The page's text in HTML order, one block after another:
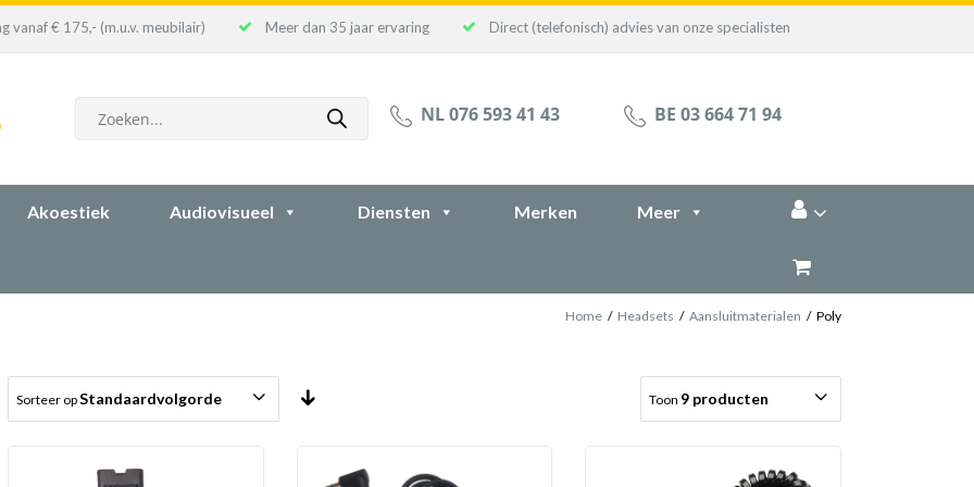
vanaf € 175,- (m.u.v. meubilair) Meer dan 35 jaar ervaring Direct (telefonisch) advies van onze specialisten
zoeken NL 076 593 41 43 BE 03 664 71 94
Akoestiek Audiovisueel Diensten Merken Meer
Home / Headsets / Aansluitmaterialen / Poly
Sorteer opStandaardvolgorde Toon 9 producten